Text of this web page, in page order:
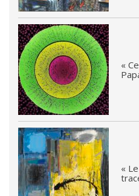
«
«